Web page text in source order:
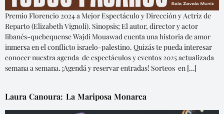
Premio Florencio 2024 a Mejor Espectáculo y Dirección y Actriz de
Reparto (Elizabeth Vignoli). Sinopsis; El autor, director y actor
libanés-quebequense Wajdi Mouawad cuenta una historia de amor
inmersa en el conflicto israelo-palestino. Quizás te pueda interesar
conocer nuestra agenda de espectáculos y eventos 2025 actualizada
semana a semana. ¡Agendá y reservar entradas! Sorteos en […]
Laura Canoura: La Mariposa Monarca